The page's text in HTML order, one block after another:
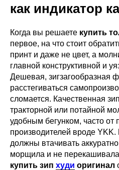
как индикатор
Когда вы решаете купить
первое, на что стоит
принт и даже не цвет, а
главной конструктивной и
Дешевая, зигзагообразная
расстегиваться
сломается. Качественная
тракторной или потайной
удобным бегунком, часто от
производителей вроде
должны втачивать
морщила и не
купить зип худи оригинал